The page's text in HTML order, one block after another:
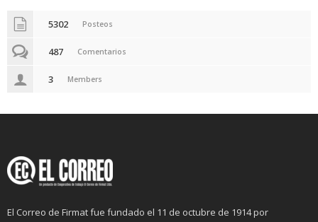
5302 Posteos
487 Comentarios
3 Members
El Correo de Firmat fue fundado el 11 de octubre de 1914 por